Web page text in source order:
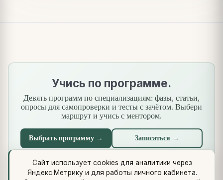
Учись по программе.
Девять программ по специализациям: фазы, статьи,
опросы для самопроверки и тесты с зачётом. Выбери
маршрут и учись с ментором.
Выбрать программу → Записаться →
Что нового Стандарты Сквозной кейс
Сайт использует cookies для аналитики через
Яндекс.Метрику и для работы личного кабинета.